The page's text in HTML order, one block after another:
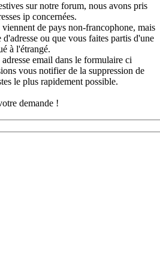
sur notre forum, nous avons pris
ip concernées.
de pays non-francophone, mais
ou que vous faites partis d'une
à l'étrangé.
email dans le formulaire ci
vous notifier de la suppression de
le plus rapidement possible.
demande !